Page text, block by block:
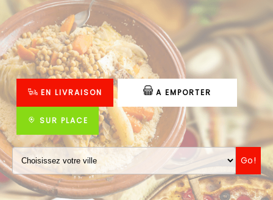
ACCUEIL
LA CARTE
VOTRE COMPTE
NOTRE RESTAURANT
VOS AVIS
MENTIONS LÉGALES
EN LIVRAISON A EMPORTER
SUR PLACE
Go!